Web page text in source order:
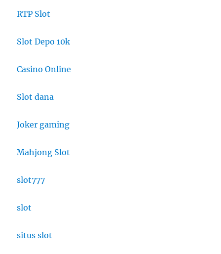
RTP Slot
Slot Depo 10k
Casino Online
Slot dana
Joker gaming
Mahjong Slot
slot777
slot
situs slot